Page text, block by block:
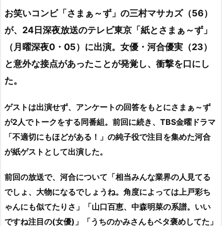
お笑いコンビ「さまぁ～ず」の三村マサカズ（56）
が、24日深夜放送のテレビ東京「紙とさまぁ～ず」
（月曜深夜0・05）に出演。女優・河合優実（23）
と意外な接点があったことが発覚し、衝撃を口にし
た。
ゲストは出演せず、アンケートの回答をもとにさまぁ～ず
が2人でトークをする同番組。前回に続き、TBS金曜ドラマ
「不適切にもほどがある！」の純子役で注目を集めた河合
が紙ゲストとして出演した。
前回の放送で、河合について「相当みんな業界の人見てる
でしょ、大物になるでしょうね。角度によっては上戸彩ち
ゃんにも似てたりさ」「山口百恵、中森明菜の系譜。いい
ですね注目の(女優)」「うちのかみさんもベタ褒めしてた」